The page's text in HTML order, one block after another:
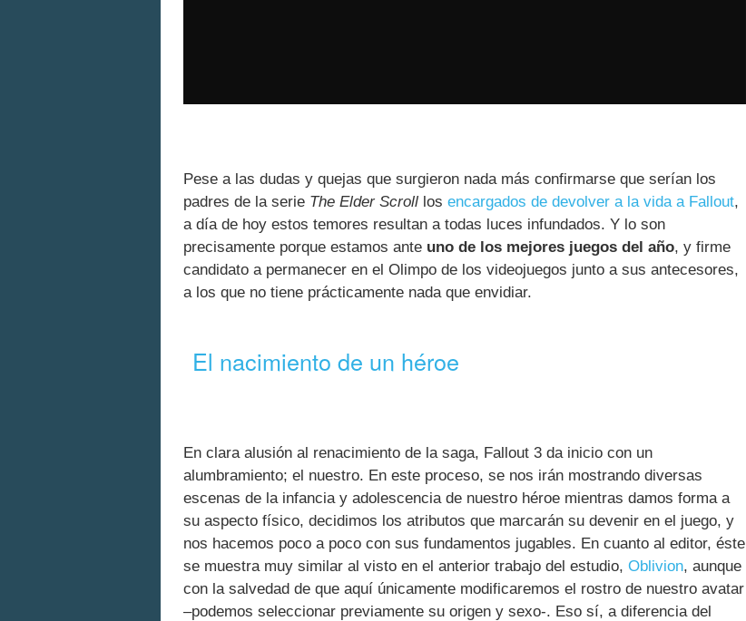
Pese a las dudas y quejas que surgieron nada más confirmarse que serían los
padres de la serie The Elder Scroll los encargados de devolver a la vida a Fallout,
a día de hoy estos temores resultan a todas luces infundados. Y lo son
precisamente porque estamos ante uno de los mejores juegos del año, y firme
candidato a permanecer en el Olimpo de los videojuegos junto a sus antecesores,
a los que no tiene prácticamente nada que envidiar.
El nacimiento de un héroe
En clara alusión al renacimiento de la saga, Fallout 3 da inicio con un
alumbramiento; el nuestro. En este proceso, se nos irán mostrando diversas
escenas de la infancia y adolescencia de nuestro héroe mientras damos forma a
su aspecto físico, decidimos los atributos que marcarán su devenir en el juego, y
nos hacemos poco a poco con sus fundamentos jugables. En cuanto al editor, éste
se muestra muy similar al visto en el anterior trabajo del estudio, Oblivion, aunque
con la salvedad de que aquí únicamente modificaremos el rostro de nuestro avatar
–podemos seleccionar previamente su origen y sexo-. Eso sí, a diferencia del